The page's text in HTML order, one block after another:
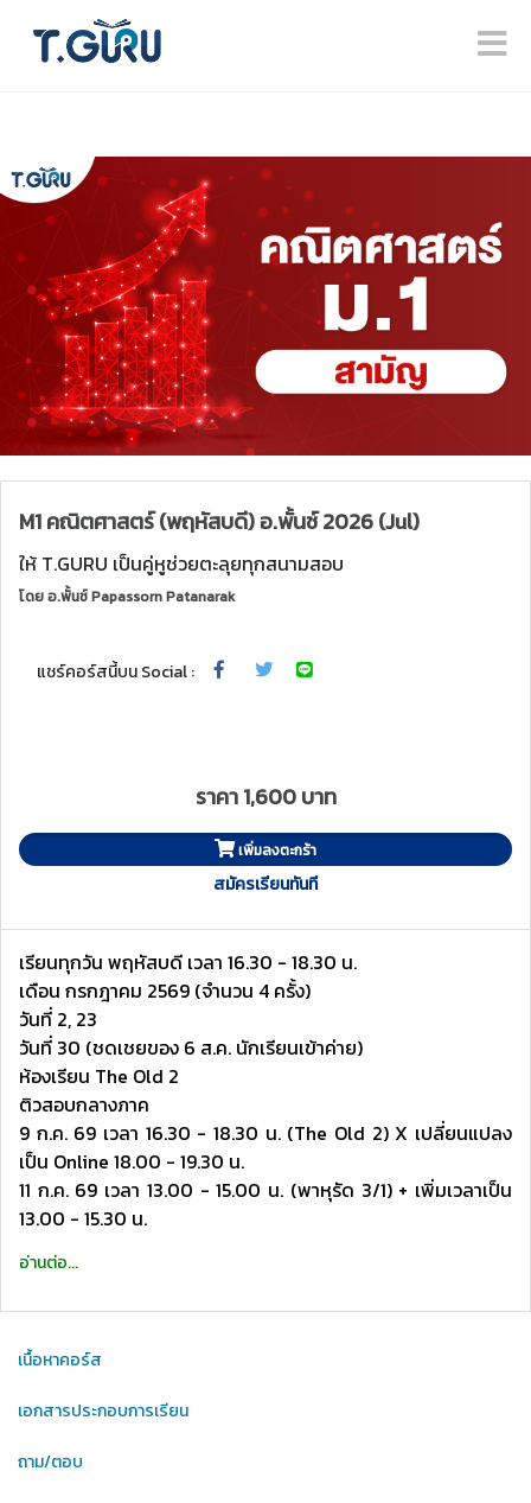
M1 คณิตศาสตร์ (พฤหัสบดี) อ.พั้นช์ 2026 (Jul)
ให้ T.GURU เป็นคู่หูช่วยตะลุยทุกสนามสอบ
โดยอ.พั้นช์ Papassorn Patanarak
แชร์คอร์สนี้บน Social :
ราคา 1,600 บาท
เพิ่มลงตะกร้า
สมัครเรียนทันที
เรียนทุกวัน พฤหัสบดี เวลา 16.30 - 18.30 น.
เดือน กรกฎาคม 2569 (จำนวน 4 ครั้ง)
วันที่ 2, 23
วันที่ 30 (ชดเชยของ 6 ส.ค. นักเรียนเข้าค่าย)
ห้องเรียน The Old 2
ติวสอบกลางภาค
9 ก.ค. 69 เวลา 16.30 - 18.30 น. (The Old 2) X เปลี่ยนแปลง
เป็น Online 18.00 - 19.30 น.
11 ก.ค. 69 เวลา 13.00 - 15.00 น. (พาหุรัด 3/1) + เพิ่มเวลาเป็น
13.00 - 15.30 น.
อ่านต่อ...
เนื้อหาคอร์ส
เอกสารประกอบการเรียน
ถาม/ตอบ